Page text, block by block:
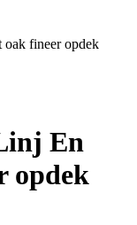
fineer opdek
En
opdek